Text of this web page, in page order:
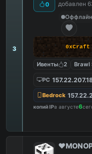
3
0
добавлен
Оффлайн
0xCraft
Ивенты 2 Brawl
PC
Bedrock
копий IPв августе6